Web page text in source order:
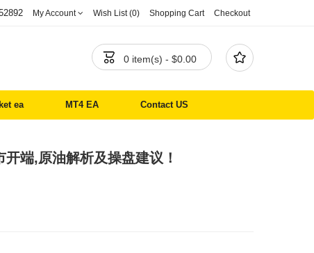
My Account Wish List (0) Shopping Cart Checkout

 0 item(s) - $0.00
ea MT4 EA Contact US
端,原油解析及操盘建议！